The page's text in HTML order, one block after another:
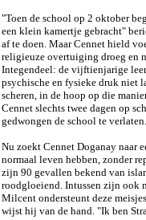
"Toen de school op 2 oktober
een klein kamertje gebracht"
af te doen. Maar Cennet hield
religieuze overtuiging droeg en
Integendeel: de vijftienjarige
psychische en fysieke druk niet
scheren, in de hoop op die
Cennet slechts twee dagen op
gedwongen de school te verlaten.
Nu zoekt Cennet Doganay naar
normaal leven hebben, zonder
zijn 90 gevallen bekend van
roodgloeiend. Intussen zijn ook
Milcent ondersteunt deze
wijst hij van de hand. "Ik ben